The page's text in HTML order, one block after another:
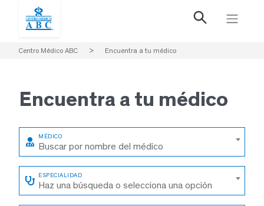
Centro Médico ABC > Encuentra a tu médico
Encuentra a tu médico
Buscar por nombre del médico
Haz una búsqueda o selecciona una opción